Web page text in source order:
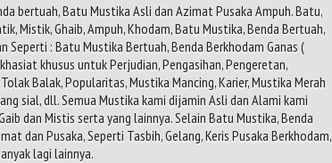
bertuah, Batu Mustika Asli dan Azimat Pusaka Ampuh. Batu,
Mistik, Ghaib, Ampuh, Khodam, Batu Mustika, Benda Bertuah,
Seperti : Batu Mustika Bertuah, Benda Berkhodam Ganas (
khusus untuk Perjudian, Pengasihan, Pengeretan,
Balak, Popularitas, Mustika Mancing, Karier, Mustika Merah
sial, dll. Semua Mustika kami dijamin Asli dan Alami kami
dan Mistis serta yang lainnya. Selain Batu Mustika, Benda
dan Pusaka, Seperti Tasbih, Gelang, Keris Pusaka Berkhodam,
lagi lainnya.